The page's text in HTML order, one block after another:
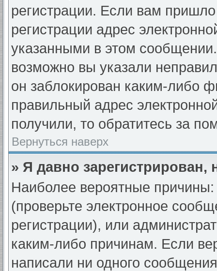
регистрации. Если вам
регистрации адрес
указанными в этом
возможно вы указали
он заблокирован каким-либо
правильный адрес
получили, то обратитесь за
Вернуться наверх
» Я давно
Наиболее вероятные
(проверьте электронное
регистрации), или
каким-либо причинам. Если
написали ни одного